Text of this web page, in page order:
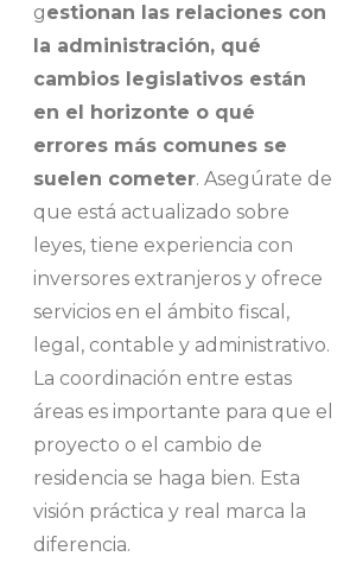
gestionan las relaciones con
la administración, qué
cambios legislativos están
en el horizonte o qué
errores más comunes se
suelen cometer. Asegúrate de
que está actualizado sobre
leyes, tiene experiencia con
inversores extranjeros y ofrece
servicios en el ámbito fiscal,
legal, contable y administrativo.
La coordinación entre estas
áreas es importante para que el
proyecto o el cambio de
residencia se haga bien. Esta
visión práctica y real marca la
diferencia.